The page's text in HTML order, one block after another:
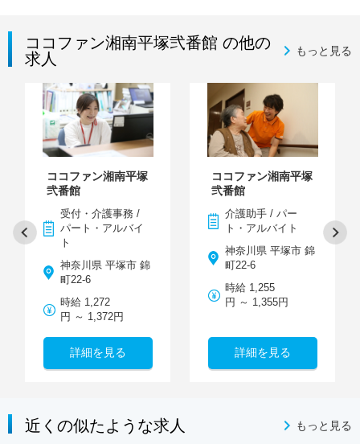
ココファン湘南平塚弐番館 の他の
求人
もっと見る
ココファン湘南平塚
弐番館
受付・介護事務 /
パート・アルバイ
ト
神奈川県 平塚市 錦
町22-6
時給 1,272
円 ～ 1,372円
詳細を見る
ココファン湘南平塚
弐番館
介護助手 / パー
ト・アルバイト
神奈川県 平塚市 錦
町22-6
時給 1,255
円 ～ 1,355円
詳細を見る
近くの似たような求人 もっと見る